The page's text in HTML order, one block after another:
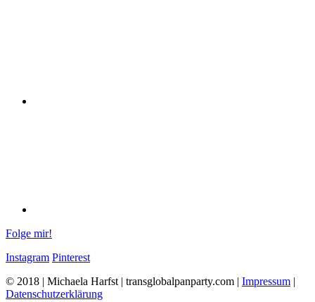
Folge mir!
Instagram Pinterest
© 2018 | Michaela Harfst | transglobalpanparty.com | Impressum |
Datenschutzerklärung